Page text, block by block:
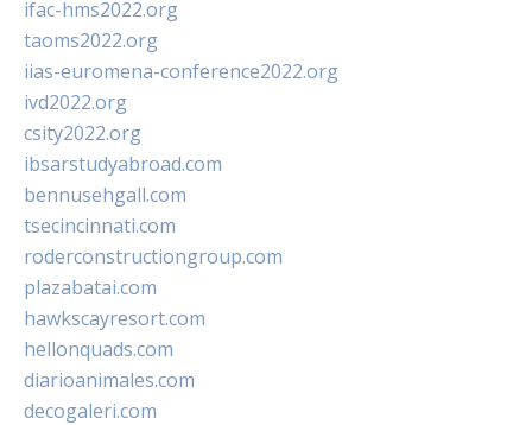
ifac-hms2022.org
taoms2022.org
iias-euromena-conference2022.org
ivd2022.org
csity2022.org
ibsarstudyabroad.com
bennusehgall.com
tsecincinnati.com
roderconstructiongroup.com
plazabatai.com
hawkscayresort.com
hellonquads.com
diarioanimales.com
decogaleri.com